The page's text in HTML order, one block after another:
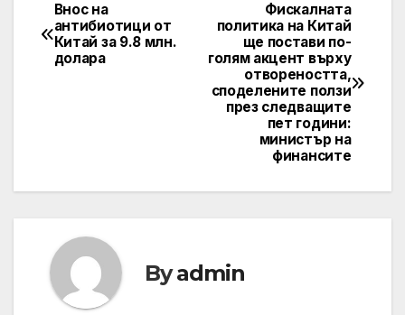
Навигация
Фискалната
политика на Китай
ще постави по-
голям акцент върху
отвореността,
споделените ползи
през следващите
пет години:
министър на
финансите
Внос на
антибиотици от
Китай за 9.8 млн.
долара
Byadmin